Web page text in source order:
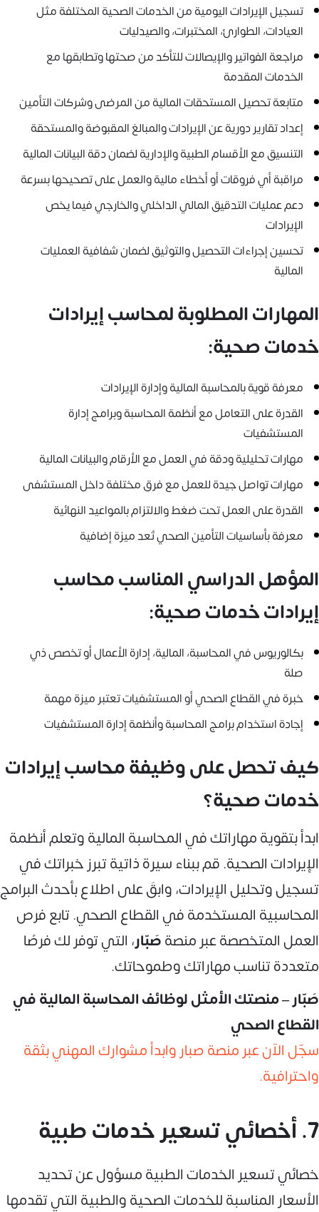
تسجيل الإيرادات اليومية من الخدمات الصحية المختلفة مثل
العيادات، الطوارئ، المختبرات، والصيدليات
مراجعة الفواتير والإيصالات للتأكد من صحتها وتطابقها مع
الخدمات المقدمة
متابعة تحصيل المستحقات المالية من المرضى وشركات التأمين
إعداد تقارير دورية عن الإيرادات والمبالغ المقبوضة والمستحقة
التنسيق مع الأقسام الطبية والإدارية لضمان دقة البيانات المالية
مراقبة أي فروقات أو أخطاء مالية والعمل على تصحيحها بسرعة
دعم عمليات التدقيق المالي الداخلي والخارجي فيما يخص
الإيرادات
تحسين إجراءات التحصيل والتوثيق لضمان شفافية العمليات
المالية
المهارات المطلوبة لمحاسب إيرادات
خدمات صحية:
معرفة قوية بالمحاسبة المالية وإدارة الإيرادات
القدرة على التعامل مع أنظمة المحاسبة وبرامج إدارة
المستشفيات
مهارات تحليلية ودقة في العمل مع الأرقام والبيانات المالية
مهارات تواصل جيدة للعمل مع فرق مختلفة داخل المستشفى
القدرة على العمل تحت ضغط والالتزام بالمواعيد النهائية
معرفة بأساسيات التأمين الصحي تُعد ميزة إضافية
المؤهل الدراسي المناسب محاسب
إيرادات خدمات صحية:
بكالوريوس في المحاسبة، المالية، إدارة الأعمال أو تخصص ذي
صلة
خبرة في القطاع الصحي أو المستشفيات تعتبر ميزة مهمة
إجادة استخدام برامج المحاسبة وأنظمة إدارة المستشفيات
كيف تحصل على وظيفة محاسب إيرادات
خدمات صحية؟
ابدأ بتقوية مهاراتك في المحاسبة المالية وتعلم أنظمة
الإيرادات الصحية. قم ببناء سيرة ذاتية تبرز خبراتك في
تسجيل وتحليل الإيرادات، وابقَ على اطلاع بأحدث البرامج
المحاسبية المستخدمة في القطاع الصحي. تابع فرص
العمل المتخصصة عبر منصةصَبّار، التي توفر لك فرصًا
متعددة تناسب مهاراتك وطموحاتك.
صَبّار – منصتك الأمثل لوظائف المحاسبة المالية في
القطاع الصحي
سجّل الآن عبر منصة صبار وابدأ مشوارك المهني بثقة
واحترافية.
7. أخصائي تسعير خدمات طبية
خصائي تسعير الخدمات الطبية مسؤول عن تحديد
الأسعار المناسبة للخدمات الصحية والطبية التي تقدمها